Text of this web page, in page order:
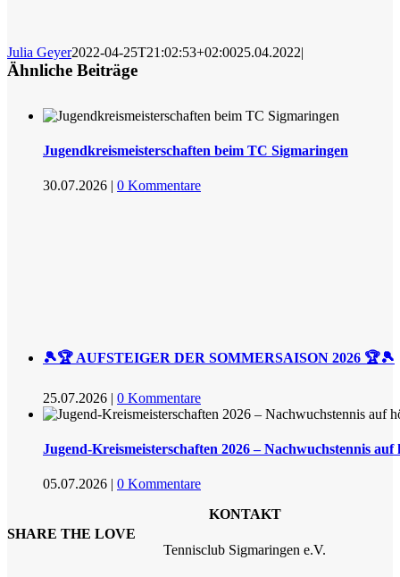
Julia Geyer2022-04-25T21:02:53+02:0025.04.2022|
Ähnliche Beiträge
Jugendkreismeisterschaften beim TC Sigmaringen
30.07.2026 | 0 Kommentare
🎾🏆 AUFSTEIGER DER SOMMERSAISON 2026 🏆🎾
25.07.2026 | 0 Kommentare
Jugend-Kreismeisterschaften 2026 – Nachwuchstennis
05.07.2026 0 Kommentare
SHARE THE LOVE
KONTAKT
Tennisclub Sigmaringen e.V.